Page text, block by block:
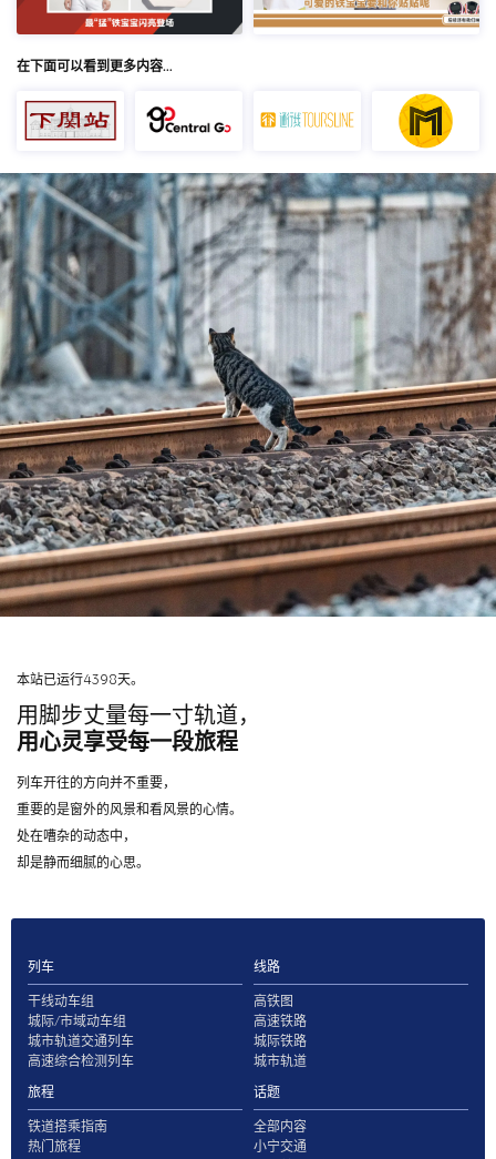
在下面可以看到更多内容…
本站已运行4398天。
用脚步丈量每一寸轨道，
用心灵享受每一段旅程
列车开往的方向并不重要，
重要的是窗外的风景和看风景的心情。
处在嘈杂的动态中，
却是静而细腻的心思。
列车
干线动车组
城际/市域动车组
城市轨道交通列车
高速综合检测列车
线路
高铁图
高速铁路
城际铁路
城市轨道
旅程
铁道搭乘指南
热门旅程
话题
全部内容
小宁交通